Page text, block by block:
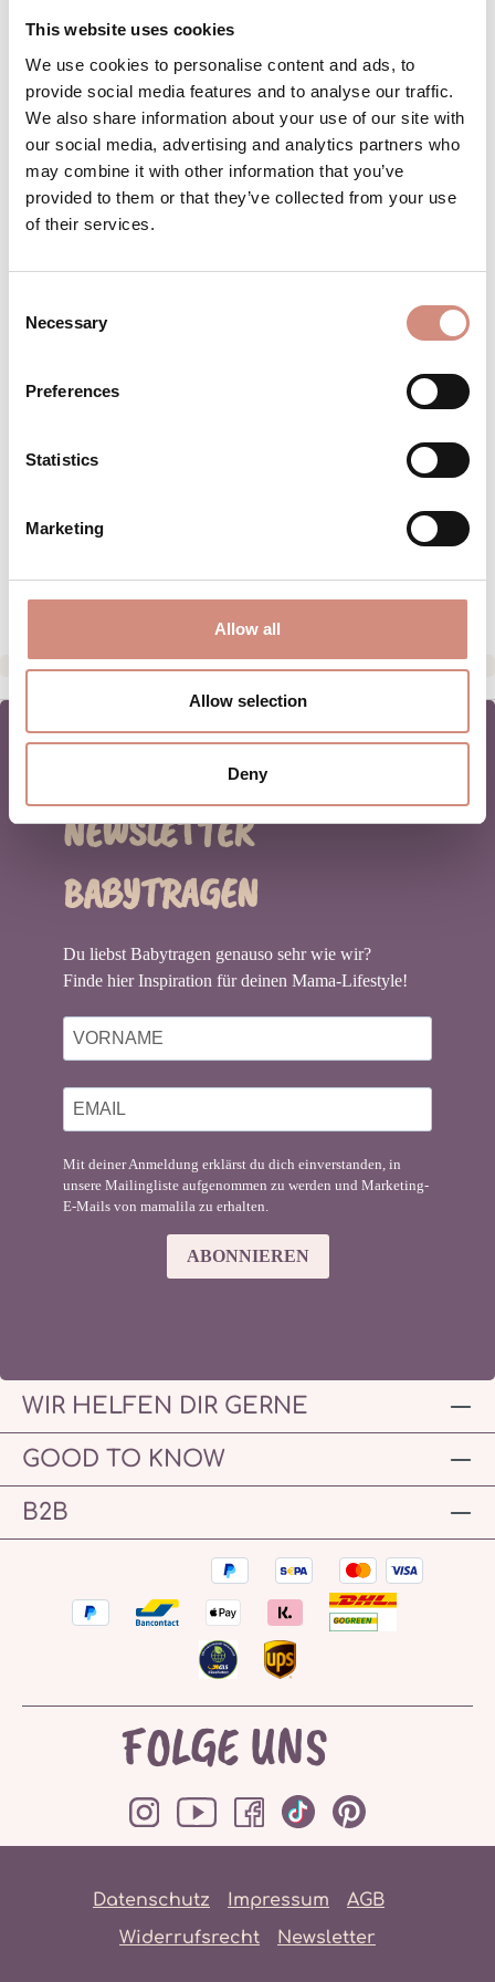
This website uses cookies
We use cookies to personalise content and ads, to
provide social media features and to analyse our traffic.
We also share information about your use of our site with
our social media, advertising and analytics partners who
may combine it with other information that you’ve
provided to them or that they’ve collected from your use
of their services.
Selection
Necessary
Preferences
Statistics
Marketing
Allow all
Allow selection
Deny
Stk IN DEN WARENKORB
Produktnummer:TD-s-ag
BESCHREIBUNG
Herausforderung genug – wir möchten dir
BEWERTUNGEN
GRÖSSENTABELLE
HERSTELLERANGABEN
NEWSLETTER
BABYTRAGEN
Du liebst Babytragen genauso sehr wie wir?
Finde hier Inspiration für deinen Mama-Lifestyle!
Mit deiner Anmeldung erklärst du dich einverstanden, in
unsere Mailingliste aufgenommen zu werden und Marketing-
E-Mails von mamalila zu erhalten.
ABONNIEREN
WIR HELFEN DIR GERNE
GOOD TO KNOW
B2B
FOLGE UNS
Datenschutz Impressum
AGB
Widerrufsrecht
Newsletter